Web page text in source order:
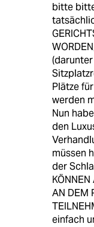
bitte
Plätze
werden
Nun
den
müssen
der
AN DEM
einfach